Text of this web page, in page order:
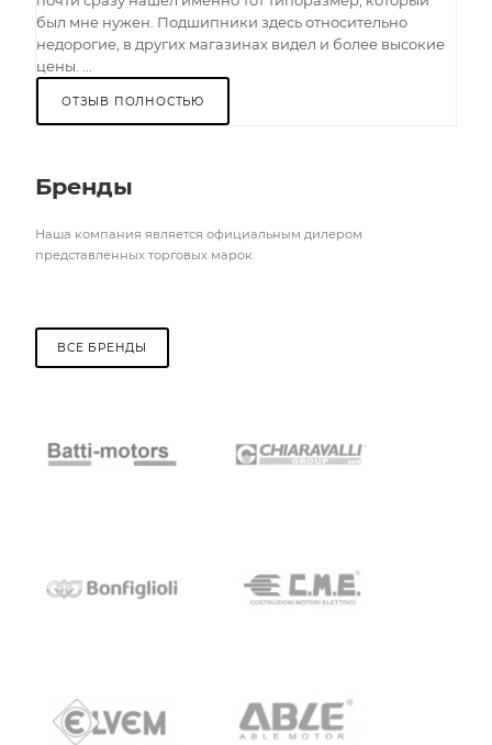
был мне нужен. Подшипники здесь относительно
недорогие, в других магазинах видел и более высокие
цены. ...
ОТЗЫВ ПОЛНОСТЬЮ
Бренды
Наша компания является официальным дилером
представленных торговых марок.
ВСЕ БРЕНДЫ